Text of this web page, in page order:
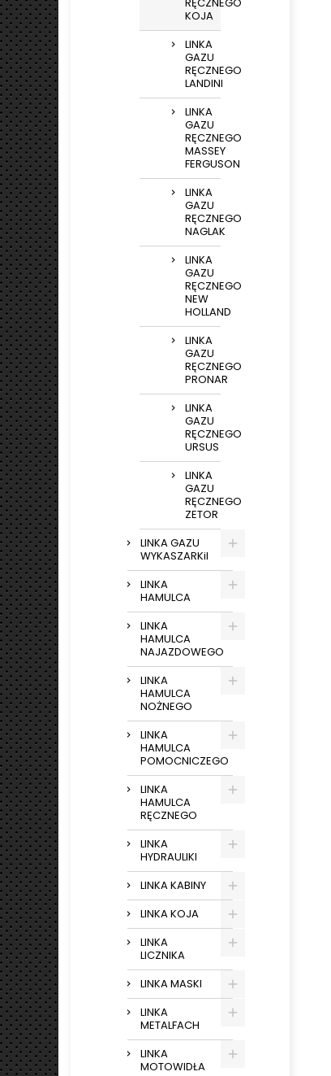
KOJA
LINKA
GAZU
RĘCZNEGO
LANDINI
LINKA
GAZU
RĘCZNEGO
MASSEY
FERGUSON
LINKA
GAZU
RĘCZNEGO
NAGLAK
LINKA
GAZU
RĘCZNEGO
NEW
HOLLAND
LINKA
GAZU
RĘCZNEGO
PRONAR
LINKA
GAZU
RĘCZNEGO
URSUS
LINKA
GAZU
RĘCZNEGO
ZETOR
LINKA GAZU
WYKASZARKiI
LINKA
HAMULCA
LINKA
HAMULCA
NAJAZDOWEGO
LINKA
HAMULCA
NOŻNEGO
LINKA
HAMULCA
POMOCNICZEGO
LINKA
HAMULCA
RĘCZNEGO
LINKA
HYDRAULIKI
LINKA KABINY
LINKA KOJA
LINKA
LICZNIKA
LINKA MASKI
LINKA
METALFACH
LINKA
MOTOWIDŁA